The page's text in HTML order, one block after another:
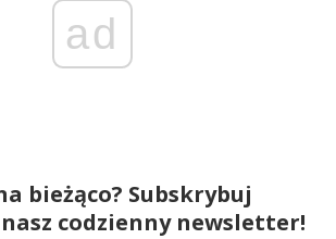
ad
bieżąco? Subskrybuj
codzienny newsletter!